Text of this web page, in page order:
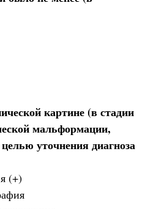
картине (в стадии
мальформации,
уточнения диагноза
(+)